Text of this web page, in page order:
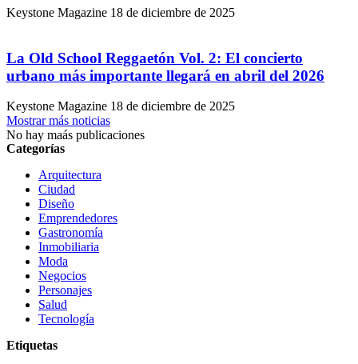
Keystone Magazine 18 de diciembre de 2025
La Old School Reggaetón Vol. 2: El concierto
urbano más importante llegará en abril del 2026
Keystone Magazine 18 de diciembre de 2025
Mostrar más noticias
No hay maás publicaciones
Categorías
Arquitectura
Ciudad
Diseño
Emprendedores
Gastronomía
Inmobiliaria
Moda
Negocios
Personajes
Salud
Tecnología
Etiquetas